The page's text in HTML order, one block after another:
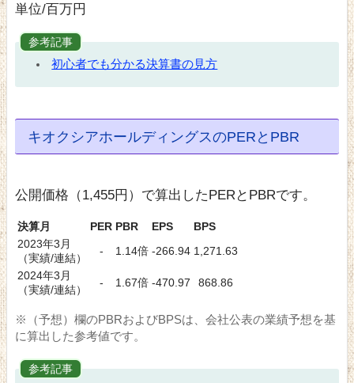
単位/百万円
参考記事
初心者でも分かる決算書の見方
キオクシアホールディングスのPERとPBR
公開価格（1,455円）で算出したPERとPBRです。
決算月 PER PBR EPS
BPS
2023年3月
（実績/連結）
- 1.14倍 -266.94 1,271.63
2024年3月
（実績/連結）
- 1.67倍 -470.97 868.86
※（予想）欄のPBRおよびBPSは、会社公表の業績予想を基
に算出した参考値です。
参考記事